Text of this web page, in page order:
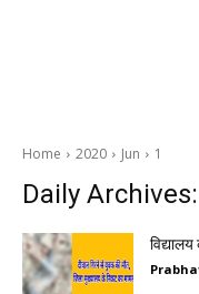
Home 2020 Jun 1
Daily